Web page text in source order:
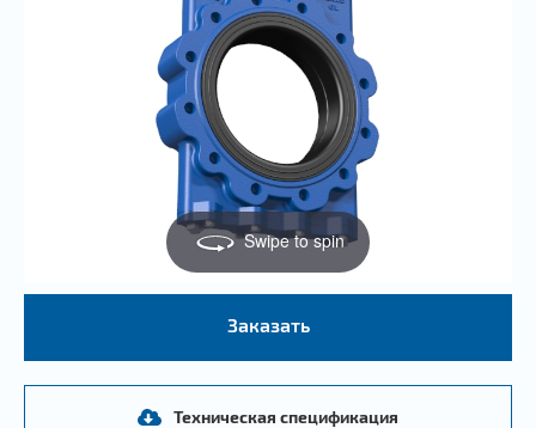
Swipe to spin
Заказать
Техническая спецификация